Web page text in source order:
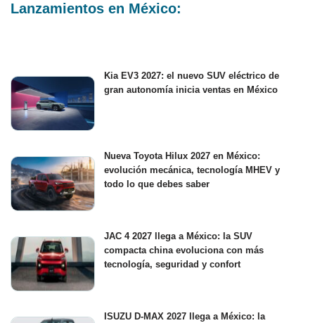
Lanzamientos en México:
Kia EV3 2027: el nuevo SUV eléctrico de
gran autonomía inicia ventas en México
Nueva Toyota Hilux 2027 en México:
evolución mecánica, tecnología MHEV y
todo lo que debes saber
JAC 4 2027 llega a México: la SUV
compacta china evoluciona con más
tecnología, seguridad y confort
ISUZU D-MAX 2027 llega a México: la